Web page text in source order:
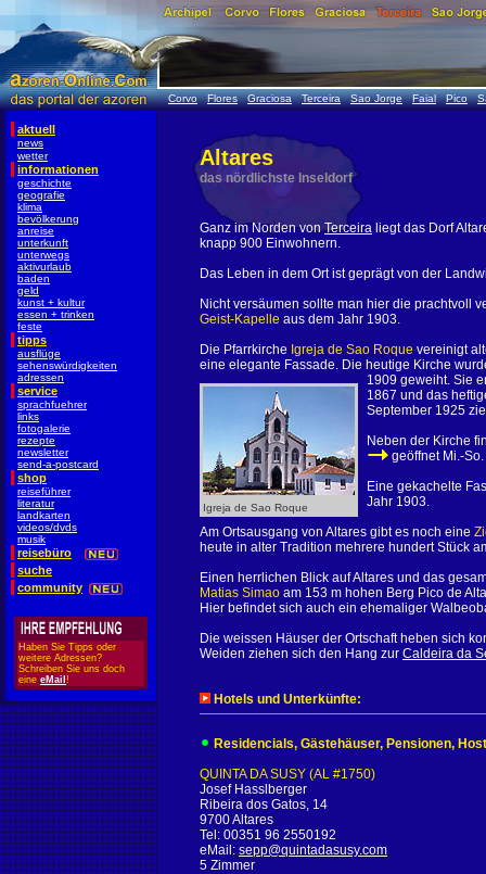
Corvo Flores Graciosa Terceira Sao Jorge Faial Pico
aktuell
news
wetter
informationen
geschichte
geografie
klima
bevölkerung
anreise
unterkunft
unterwegs
aktivurlaub
baden
geld
kunst + kultur
essen + trinken
feste
tipps
ausflüge
sehenswürdigkeiten
adressen
service
sprachfuehrer
links
fotogalerie
rezepte
newsletter
send-a-postcard
shop
reiseführer
literatur
landkarten
videos/dvds
musik
reisebüro
suche
community
Haben Sie Tipps oder
weitere Adressen?
Schreiben Sie uns doch
eine eMail !
Altares
das nördlichste Inseldorf
Ganz im Norden vonTerceira liegt das Dorf
knapp 900 Einwohnern.
Das Leben in dem Ort ist geprägt von der
Nicht versäumen sollte man hier die prachtvoll
Geist-Kapelle aus dem Jahr 1903.
Die Pfarrkirche Igreja de Sao Roque vereinigt
eine elegante Fassade. Die heutige Kirche
1909 geweiht. Sie
Igreja de Sao Roque
1867 und das
September 1925
Neben der Kirche
geöffnet Mi.-
Eine gekachelte
Jahr 1903.
Am Ortsausgang von Altares gibt es noch eine
heute in alter Tradition mehrere hundert Stück
Einen herrlichen Blick auf Altares und das
Matias Simao am 153 m hohen Berg Pico de
Hier befindet sich auch ein ehemaliger
Die weissen Häuser der Ortschaft heben sich
Weiden ziehen sich den Hang zur Caldeira da
Hotels und Unterkünfte:
Residencials, Gästehäuser, Pensionen,
QUINTA DA SUSY (AL #1750)
Josef Hasslberger
Ribeira dos Gatos, 14
9700 Altares
Tel: 00351 96 2550192
eMail: sepp@quintadasusy.com
5 Zimmer